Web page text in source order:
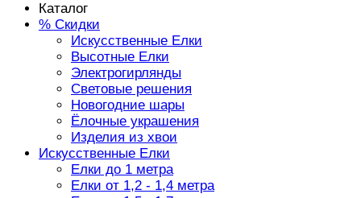
Каталог
% Скидки
Искусственные Елки
Высотные Елки
Электрогирлянды
Световые решения
Новогодние шары
Ёлочные украшения
Изделия из хвои
Искусственные Елки
Елки до 1 метра
Елки от 1,2 - 1,4 метра